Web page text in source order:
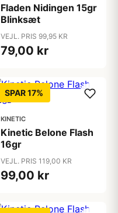
Fladen Nidingen 15gr
Blinksæt
VEJL. PRIS 99,95 KR
79,00 kr
SPAR 17%
KINETIC
Kinetic Belone Flash
16gr
VEJL. PRIS 119,00 KR
99,00 kr